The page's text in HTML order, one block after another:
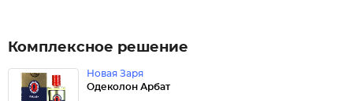
Комплексное решение
Новая Заря
Одеколон Арбат